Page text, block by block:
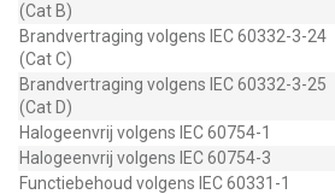
(Cat B)
Brandvertraging volgens IEC 60332-3-24
(Cat C)
Brandvertraging volgens IEC 60332-3-25
(Cat D)
Halogeenvrij volgens IEC 60754-1
Halogeenvrij volgens IEC 60754-3
Functiebehoud volgens IEC 60331-1